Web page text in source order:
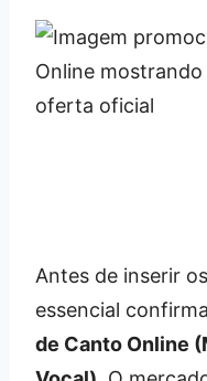
Antes de inserir
essencial
de Canto Online